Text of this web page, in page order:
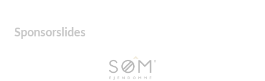
Sponsorslides